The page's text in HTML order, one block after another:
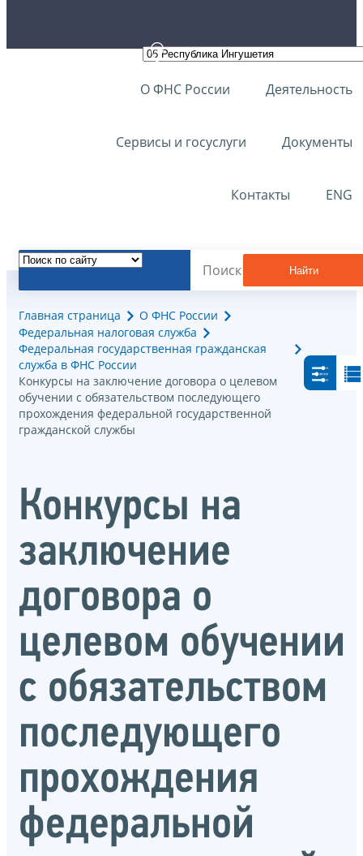
О ФНС России Деятельность
Сервисы и госуслуги Документы
Контакты ENG
Найти
Главная страница
О ФНС России
Федеральная налоговая служба
Федеральная государственная гражданская
служба в ФНС России
Конкурсы на заключение договора о целевом
обучении с обязательством последующего
прохождения федеральной государственной
гражданской службы
Конкурсы на
заключение
договора о
целевом обучении
с обязательством
последующего
прохождения
федеральной